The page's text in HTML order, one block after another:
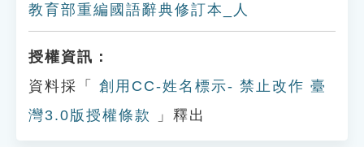
教育部重編國語辭典修訂本_人
授權資訊：
資料採「
創用CC-姓名標示- 禁止改作 臺
灣3.0版授權條款
」釋出